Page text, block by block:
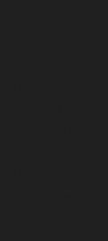
организации